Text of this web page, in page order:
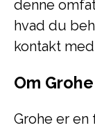
denne
hvad du
kontakt
Om Grohe
Grohe er